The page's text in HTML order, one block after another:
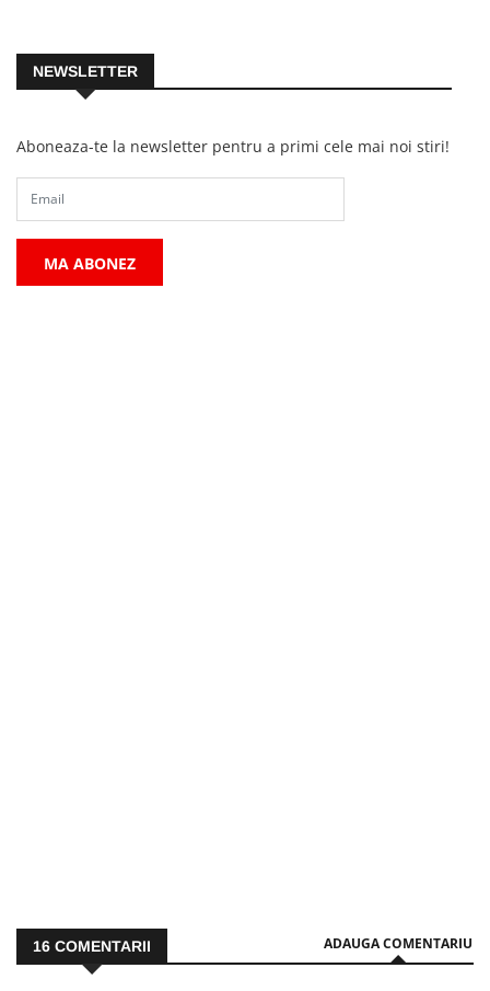
NEWSLETTER
Aboneaza-te la newsletter pentru a primi cele mai noi stiri!
MA ABONEZ
16 COMENTARII ADAUGA COMENTARIU